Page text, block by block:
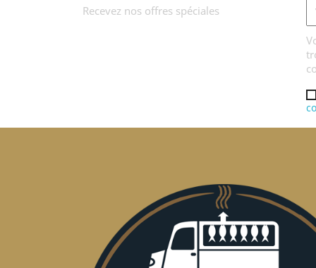
Recevez nos offres spéciales